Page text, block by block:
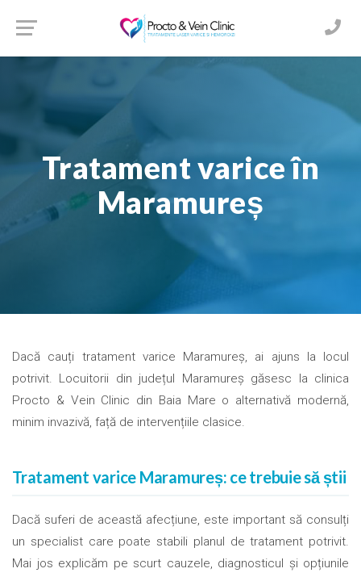
Tratament varice în
Maramureș
Dacă cauți tratament varice Maramureș, ai ajuns la locul
potrivit. Locuitorii din județul Maramureș găsesc la clinica
Procto & Vein Clinic din Baia Mare o alternativă modernă,
minim invazivă, față de intervențiile clasice.
Tratament varice Maramureș: ce trebuie să știi
Dacă suferi de această afecțiune, este important să consulți
un specialist care poate stabili planul de tratament potrivit.
Mai jos explicăm pe scurt cauzele, diagnosticul și opțiunile